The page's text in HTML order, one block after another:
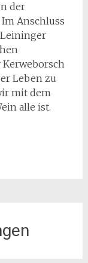
der
Anschluss
Kerweborsch
Leben zu
mit dem
alle ist.